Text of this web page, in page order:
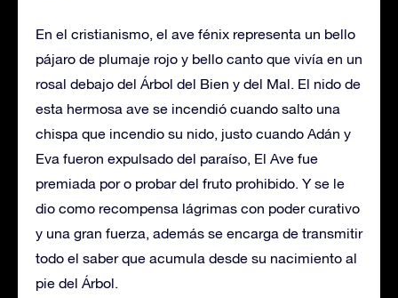
En el cristianismo, el ave fénix representa un bello
pájaro de plumaje rojo y bello canto que vivía en un
rosal debajo del Árbol del Bien y del Mal. El nido de
esta hermosa ave se incendió cuando salto una
chispa que incendio su nido, justo cuando Adán y
Eva fueron expulsado del paraíso, El Ave fue
premiada por o probar del fruto prohibido. Y se le
dio como recompensa lágrimas con poder curativo
y una gran fuerza, además se encarga de transmitir
todo el saber que acumula desde su nacimiento al
pie del Árbol.